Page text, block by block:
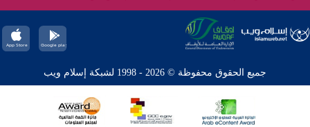
جميع الحقوق محفوظة © 2026 - 1998 لشبكة إسلام ويب